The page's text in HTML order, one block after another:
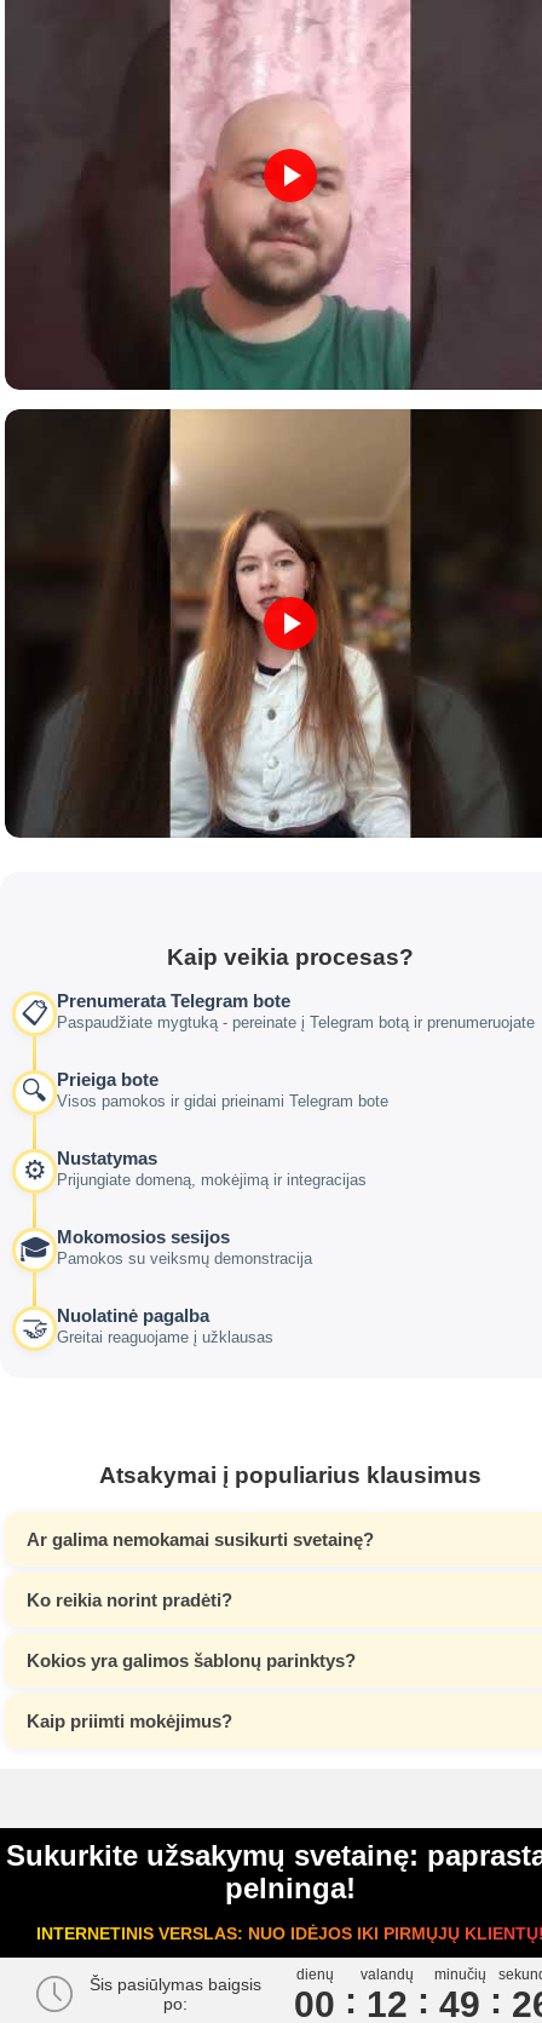
Kaip veikia procesas?
📋 Prenumerata Telegram bote
Paspaudžiate mygtuką - pereinate į Telegram botą ir prenumeruojate
🔍 Prieiga bote
Visos pamokos ir gidai prieinami Telegram bote
⚙️ Nustatymas
Prijungiate domeną, mokėjimą ir integracijas
🎓 Mokomosios sesijos
Pamokos su veiksmų demonstracija
🤝 Nuolatinė pagalba
Greitai reaguojame į užklausas
Atsakymai į populiarius klausimus
Ar galima nemokamai susikurti svetainę?
Ko reikia norint pradėti?
Kokios yra galimos šablonų parinktys?
Kaip priimti mokėjimus?
Sukurkite užsakymų svetainę:
pelninga!
INTERNETINIS VERSLAS: NUO IDĖJOS IKI PIRMŲJŲ
Šis pasiūlymas baigsis
po:
dienų
00
valandų
12
minučių
49 2